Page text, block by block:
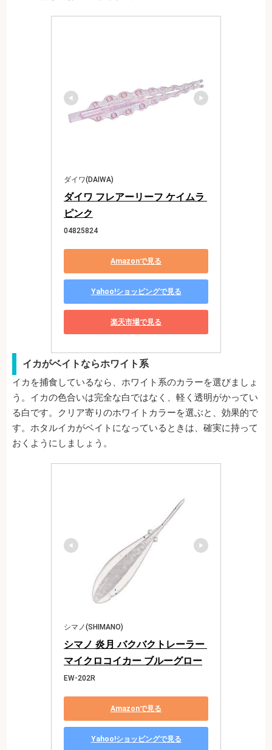
ダイワ(DAIWA)
ダイワ フレアーリーフ ケイムラ
ピンク
04825824
Amazonで見る
Yahoo!ショッピングで見る
楽天市場で見る
イカがベイトならホワイト系
イカを捕食しているなら、ホワイト系のカラーを選びましょ
う。イカの色合いは完全な白ではなく、軽く透明がかってい
る白です。クリア寄りのホワイトカラーを選ぶと、効果的で
す。ホタルイカがベイトになっているときは、確実に持って
おくようにしましょう。
シマノ(SHIMANO)
シマノ 炎月 バクバクトレーラー
マイクロコイカー ブルーグロー
EW-202R
Amazonで見る
Yahoo!ショッピングで見る